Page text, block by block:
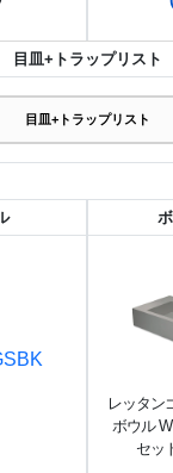
目皿+トラップリスト
目皿+トラップリスト
レッタン
ボウル
セッ